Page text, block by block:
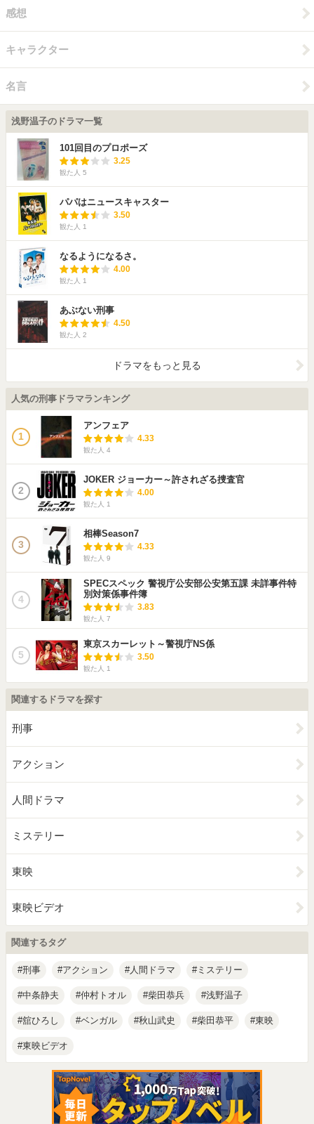
感想
キャラクター
名言
浅野温子のドラマ一覧
101回目のプロポーズ
3.25
観た人 5
パパはニュースキャスター
3.50
観た人 1
なるようになるさ。
4.00
観た人 1
あぶない刑事
4.50
観た人 2
ドラマをもっと見る
人気の刑事ドラマランキング
1
アンフェア
4.33
観た人 4
2
JOKER ジョーカー～許されざる捜査官
4.00
観た人 1
3
相棒Season7
4.33
観た人 9
4
SPECスペック 警視庁公安部公安第五課 未詳事件特
別対策係事件簿
3.83
観た人 7
5
東京スカーレット～警視庁NS係
3.50
観た人 1
関連するドラマを探す
刑事
アクション
人間ドラマ
ミステリー
東映
東映ビデオ
関連するタグ
刑事 アクション 人間ドラマ ミステリー
中条静夫 仲村トオル 柴田恭兵 浅野温子
舘ひろし ベンガル 秋山武史 柴田恭平 東映
東映ビデオ